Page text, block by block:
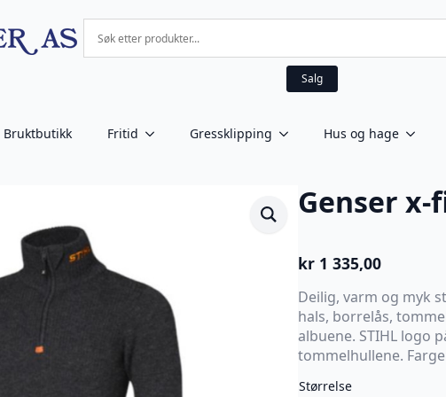
Salg
Bruktbutikk Fritid Gressklipping Hus og hage
Genser x-
kr 1 335,00
Deilig, varm og myk
hals, borrelås,
albuene. STIHL logo
tommelhullene.
Størrelse